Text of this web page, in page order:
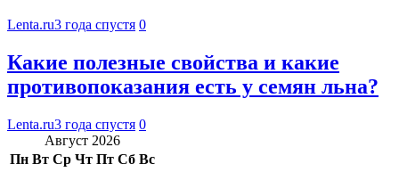
Lenta.ru3 года спустя 0
Какие полезные свойства и какие
противопоказания есть у семян льна?
Lenta.ru3 года спустя 0
Август 2026
Пн Вт Ср Чт Пт Сб Вс